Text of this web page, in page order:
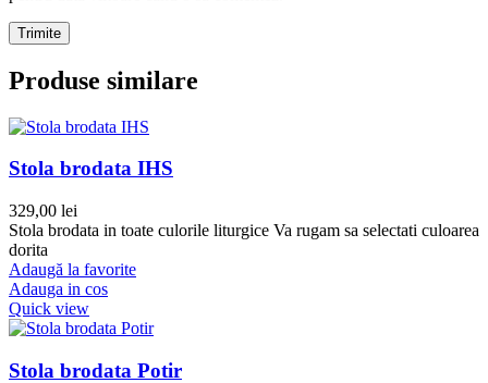
Produse similare
Stola brodata IHS
329,00 lei
Stola brodata in toate culorile liturgice Va rugam sa selectati culoarea
dorita
Adaugă la favorite
Adauga in cos
Quick view
Stola brodata Potir